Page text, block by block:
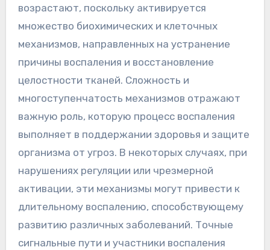
возрастают, поскольку активируется
множество биохимических и клеточных
механизмов, направленных на устранение
причины воспаления и восстановление
целостности тканей. Сложность и
многоступенчатость механизмов отражают
важную роль, которую процесс воспаления
выполняет в поддержании здоровья и защите
организма от угроз. В некоторых случаях, при
нарушениях регуляции или чрезмерной
активации, эти механизмы могут привести к
длительному воспалению, способствующему
развитию различных заболеваний. Точные
сигнальные пути и участники воспаления